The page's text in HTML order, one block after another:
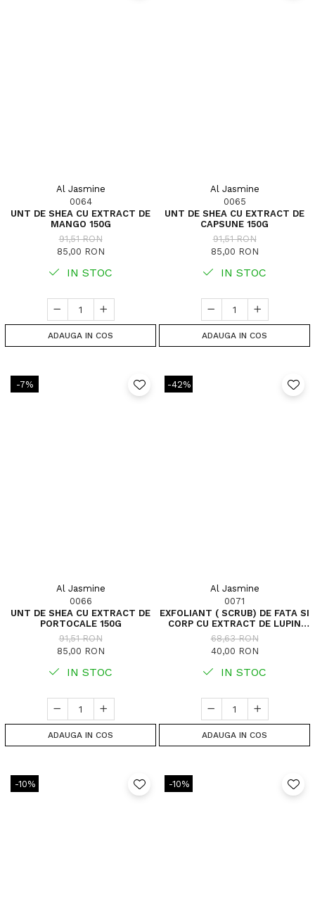
Al Jasmine
0064
UNT DE SHEA CU EXTRACT DE
MANGO 150G
91,51 RON
85,00 RON
IN STOC
ADAUGA IN COS
Al Jasmine
0065
UNT DE SHEA CU EXTRACT DE
CAPSUNE 150G
91,51 RON
85,00 RON
IN STOC
ADAUGA IN COS
-7%
Al Jasmine
0066
UNT DE SHEA CU EXTRACT DE
PORTOCALE 150G
91,51 RON
85,00 RON
IN STOC
ADAUGA IN COS
-42%
Al Jasmine
0071
EXFOLIANT ( SCRUB) DE FATA SI
CORP CU EXTRACT DE LUPIN
100G
68,63 RON
40,00 RON
IN STOC
ADAUGA IN COS
-10% -10%